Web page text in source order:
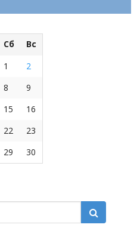
Сб
Вс
1
2
8
9
15
16
22
23
29 30